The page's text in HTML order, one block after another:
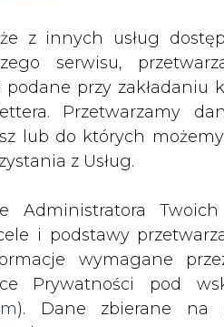
z innych usług
serwisu,
przy zakładaniu
Przetwarzamy
lub do których
z Usług.
Administratora
i podstawy
wymagane
Prywatności pod
). Dane zbierane na
skomentuj udostępnij:
przez The Steel
węgla